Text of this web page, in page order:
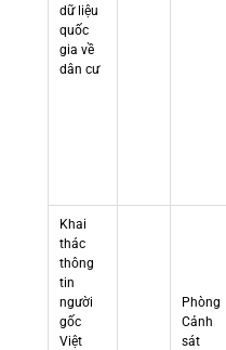
dữ liệu
quốc
gia về
dân cư
Khai
thác
thông
tin
người
gốc
Việt
Phòng
Cảnh
sát